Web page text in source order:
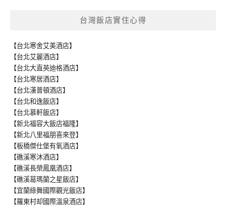
台灣飯店實住心得
【台北寒舍艾美酒店】
【台北艾麗酒店】
【台北大直英迪格酒店】
【台北寒居酒店】
【台北漢普頓酒店】
【台北和逸飯店】
【台北慕軒飯店】
【新北福容大飯店福隆】
【新北八里福朋喜來登】
【板橋傑仕堡有氧酒店】
【礁溪寒沐酒店】
【礁溪長榮鳳凰酒店】
【礁溪葛瑪蘭之星飯店】
【宜蘭綠舞國際觀光飯店】
【羅東村却國際溫泉酒店】